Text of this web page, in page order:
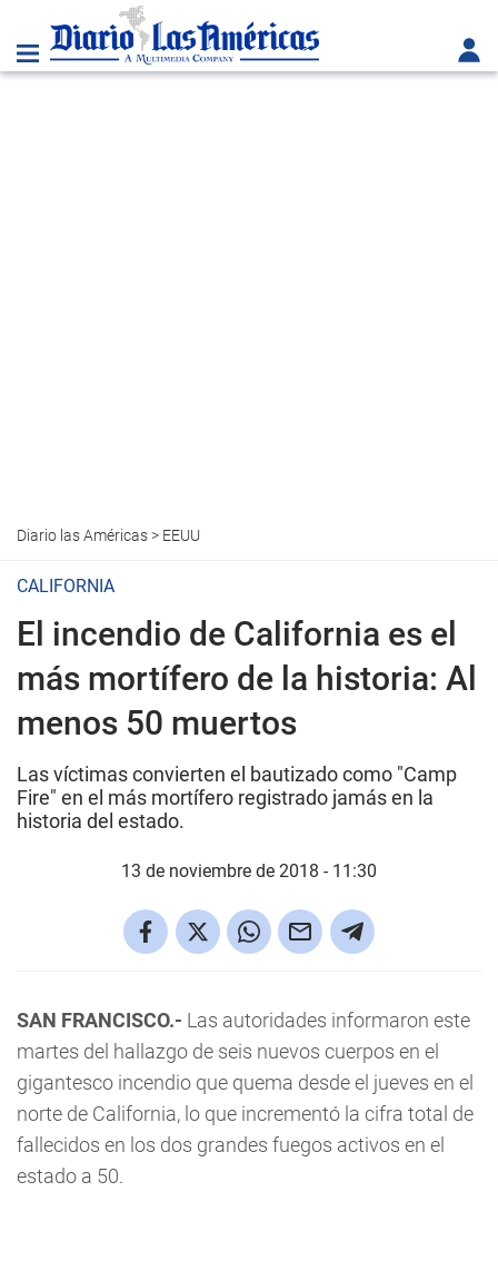
Diario las Américas> EEUU
CALIFORNIA
El incendio de California es el
más mortífero de la historia: Al
menos 50 muertos
Las víctimas convierten el bautizado como "Camp
Fire" en el más mortífero registrado jamás en la
historia del estado.
13 de noviembre de 2018 - 11:30
SAN FRANCISCO.- Las autoridades informaron este
martes del hallazgo de seis nuevos cuerpos en el
gigantesco incendio que quema desde el jueves en el
norte de California, lo que incrementó la cifra total de
fallecidos en los dos grandes fuegos activos en el
estado a 50.